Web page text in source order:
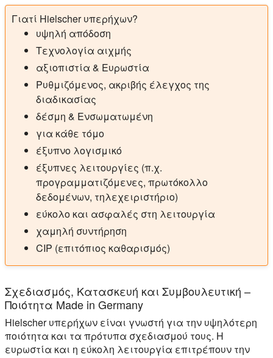
Γιατί Hielscher υπερήχων?
υψηλή απόδοση
Τεχνολογία αιχμής
αξιοπιστία & Ευρωστία
Ρυθμιζόμενος, ακριβής έλεγχος της
διαδικασίας
δέσμη & Ενσωματωμένη
για κάθε τόμο
έξυπνο λογισμικό
έξυπνες λειτουργίες (π.χ.
προγραμματιζόμενες, πρωτόκολλο
δεδομένων, τηλεχειριστήριο)
εύκολο και ασφαλές στη λειτουργία
χαμηλή συντήρηση
CIP (επιτόπιος καθαρισμός)
Σχεδιασμός, Κατασκευή και Συμβουλευτική –
Ποιότητα Made in Germany
Hielscher υπερήχων είναι γνωστή για την υψηλότερη
ποιότητα και τα πρότυπα σχεδιασμού τους. Η
ευρωστία και η εύκολη λειτουργία επιτρέπουν την